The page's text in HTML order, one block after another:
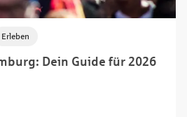
Dein Guide für 2026
Erleben